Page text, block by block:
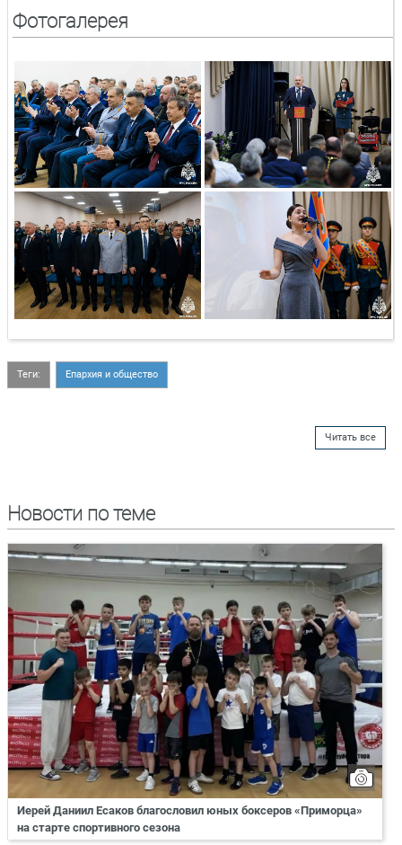
Фотогалерея
Теги: Епархия и общество
Читать все
Новости по теме
Иерей Даниил Есаков благословил юных боксеров «Приморца»
на старте спортивного сезона